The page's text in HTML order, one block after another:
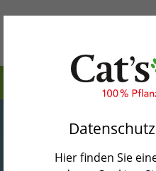
Warum Cat’s Best
Unsere Produkte
Katzenblog
Inhaltsverzeichnis>
Welcher
Hier finden Sie